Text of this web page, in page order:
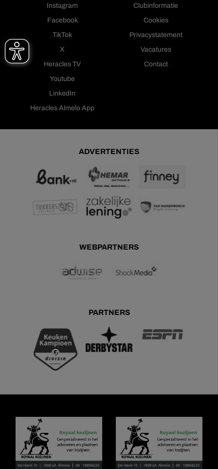
Instagram
Facebook
TikTok
X
Heracles TV
Youtube
LinkedIn
Heracles Almelo App
Clubinformatie
Cookies
Privacystatement
Vacatures
Contact
ADVERTENTIES
WEBPARTNERS
PARTNERS